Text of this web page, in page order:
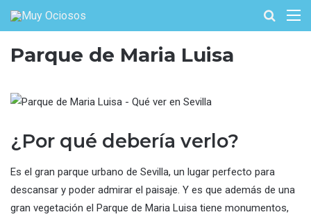
Buscar
por
Parque de Maria Luisa
¿Por qué debería verlo?
Es el gran parque urbano de Sevilla, un lugar perfecto para
descansar y poder admirar el paisaje. Y es que además de una
gran vegetación el Parque de Maria Luisa tiene monumentos,